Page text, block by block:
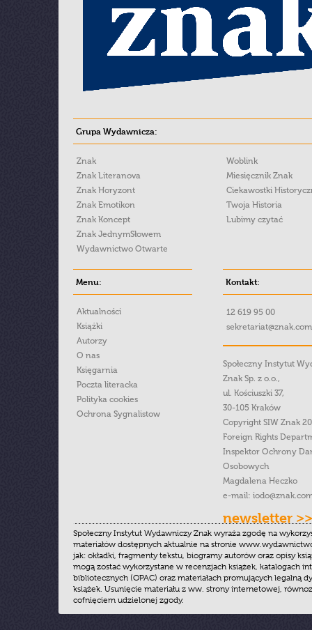
Grupa Wydawnicza:
Znak
Znak Literanova
Znak Horyzont
Znak Emotikon
Znak Koncept
Znak JednymSłowem
Wydawnictwo Otwarte
Woblink
Miesięcznik Znak
Ciekawostki
Twoja Historia
Lubimy czytać
Menu:
Aktualności
Książki
Autorzy
O nas
Księgarnia
Poczta literacka
Polityka cookies
Ochrona Sygnalistow
Kontakt:
12 619 95 00
Społeczny Instytut
Znak Sp. z o.o.,
ul. Kościuszki 37,
30-105 Kraków
Copyright SIW Znak
Foreign Rights
Inspektor Ochrony
Osobowych
Magdalena Heczko
e-mail:
newsletter >>
Społeczny Instytut Wydawniczy Znak wyraża zgodę na
materiałów dostępnych aktualnie na stronie
jak: okładki, fragmenty tekstu, biogramy autorów oraz opisy
mogą zostać wykorzystane w recenzjach książek, katalogach
bibliotecznych (OPAC) oraz materiałach promujących legalną
książek. Usunięcie materiału z ww. strony internetowej,
cofnięciem udzielonej zgody.